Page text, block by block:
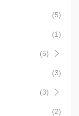
(5)
(1)
(5)
(3)
(3)
(2)